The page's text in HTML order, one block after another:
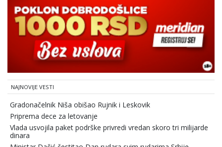
NAJNOVIJE VESTI
Gradonačelnik Niša obišao Rujnik i Leskovik
Priprema dece za letovanje
Vlada usvojila paket podrške privredi vredan skoro tri milijarde
dinara